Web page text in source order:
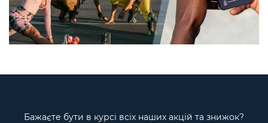
Бажаєте бути в курсі всіх наших акцій та знижок?